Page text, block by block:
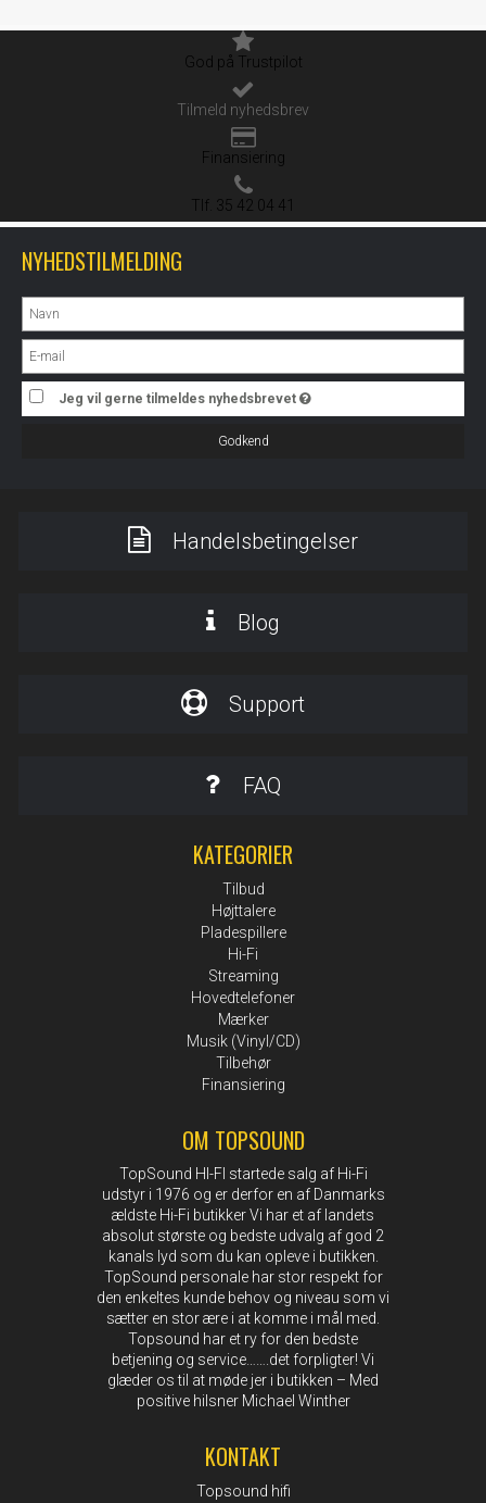
God på Trustpilot
Tilmeld nyhedsbrev
Finansiering
Tlf. 35 42 04 41
NYHEDSTILMELDING
Jeg vil gerne tilmeldes nyhedsbrevet
Godkend
Handelsbetingelser
Blog
Support
FAQ
KATEGORIER
Tilbud
Højttalere
Pladespillere
Hi-Fi
Streaming
Hovedtelefoner
Mærker
Musik (Vinyl/CD)
Tilbehør
Finansiering
OM TOPSOUND
TopSound HI-FI startede salg af Hi-Fi
udstyr i 1976 og er derfor en af Danmarks
ældste Hi-Fi butikker Vi har et af landets
absolut største og bedste udvalg af god 2
kanals lyd som du kan opleve i butikken.
TopSound personale har stor respekt for
den enkeltes kunde behov og niveau som vi
sætter en stor ære i at komme i mål med.
Topsound har et ry for den bedste
betjening og service…….det forpligter! Vi
glæder os til at møde jer i butikken – Med
positive hilsner Michael Winther
KONTAKT
Topsound hifi